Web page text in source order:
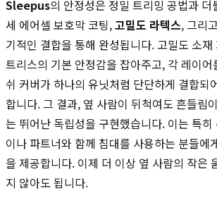
Sleepus의 안정성은 정밀 트리밍 공법과 더
세 에어셀 보호막 코팅,고밀도 라텍스, 그리
기적인 결합을 통해 완성됩니다. 고밀도 소재
트리스의 기본 안정감을 잡아주고, 각 레이어
쉬 커버가 하나의 유닛처럼 단단하게 결합되
합니다. 그 결과, 옆 사람이 뒤척여도 흔들림
는 뛰어난 독립성을 구현했습니다. 이는 특
이나 파트너와 함께 침대를 사용하는 분들에
을 제공합니다. 이제 더 이상 옆 사람의 작은
지 않아도 됩니다.